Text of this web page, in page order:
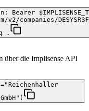
companies/
.
über die Implisense API